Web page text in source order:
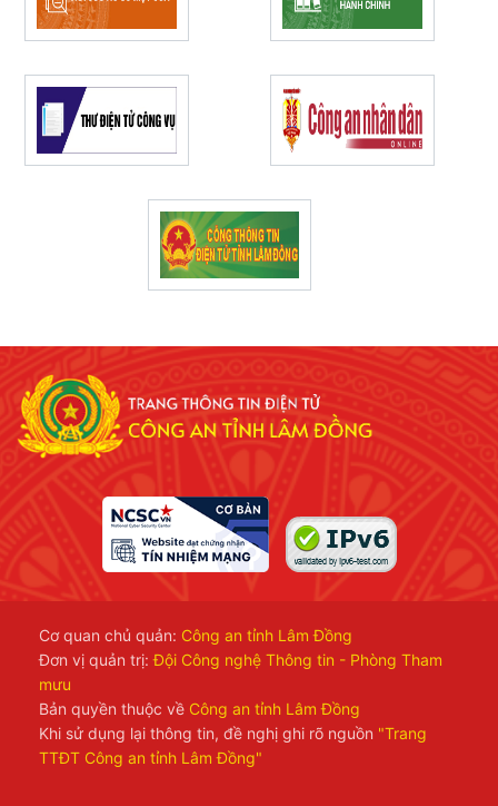
Cơ quan chủ quản: Công an tỉnh Lâm Đồng
Đơn vị quản trị:Đội Công nghệ Thông tin - Phòng Tham
mưu
Bản quyền thuộc về Công an tỉnh Lâm Đồng
Khi sử dụng lại thông tin, đề nghị ghi rõ nguồn "Trang
TTĐT Công an tỉnh Lâm Đồng"